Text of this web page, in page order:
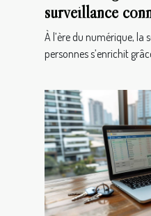
surveillance
application
À l’ère du numérique, la
personnes s’enrichit